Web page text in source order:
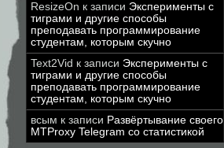
ResizeOn к записи Эксперименты с
тиграми и другие способы
преподавать программирование
студентам, которым скучно
Text2Vid к записи Эксперименты с
тиграми и другие способы
преподавать программирование
студентам, которым скучно
всым к записи Развёртывание своего
MTProxy Telegram со статистикой